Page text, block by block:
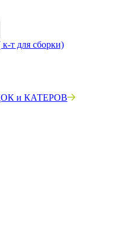
т для сборки)
и КАТЕРОВ